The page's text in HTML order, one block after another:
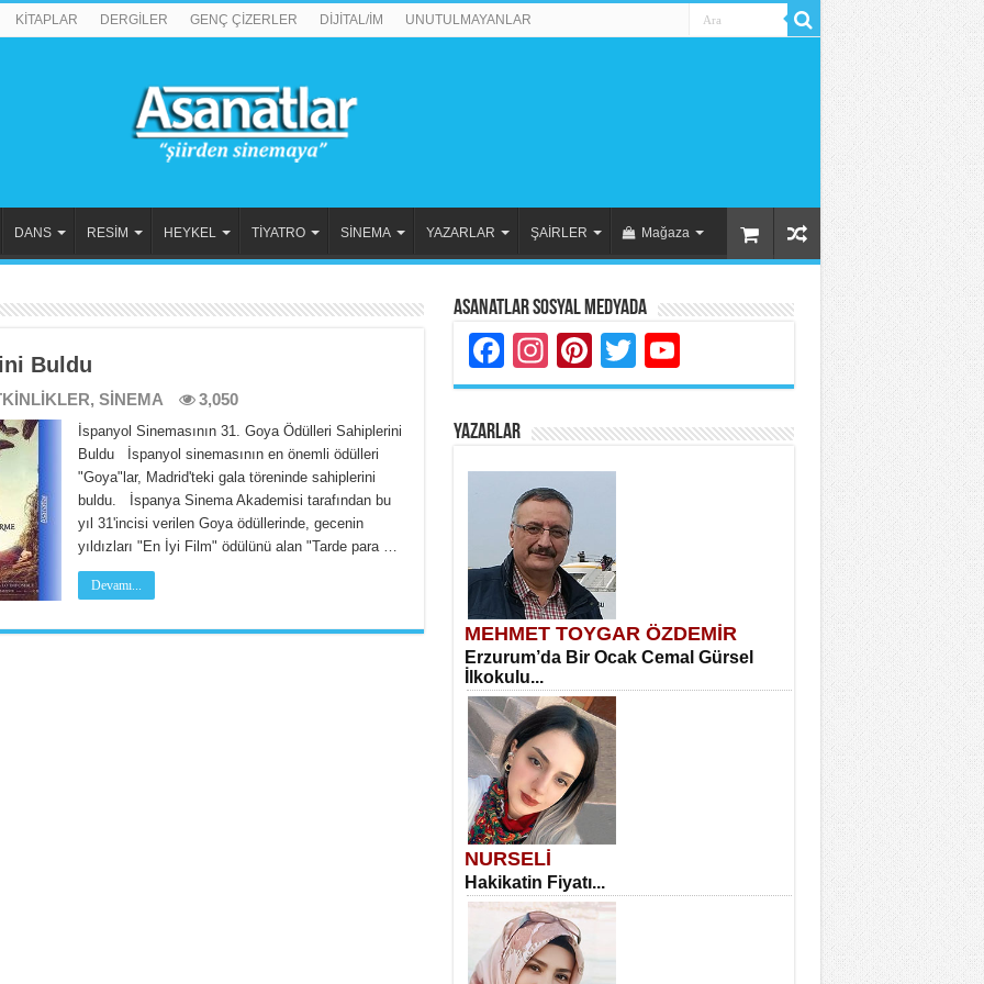
KİTAPLAR DERGİLER GENÇ ÇİZERLER DİJİTAL/İM UNUTULMAYANLAR
DANS RESİM HEYKEL TİYATRO SİNEMA YAZARLAR ŞAİRLER Mağaza
Buldu
, SİNEMA 3,050
İspanyol Sinemasının 31. Goya Ödülleri Sahiplerini
Buldu İspanyol sinemasının en önemli ödülleri
"Goya"lar, Madrid'teki gala töreninde sahiplerini
buldu. İspanya Sinema Akademisi tarafından bu
yıl 31'incisi verilen Goya ödüllerinde, gecenin
yıldızları "En İyi Film" ödülünü alan "Tarde para …
Devamı...
Asanatlar Sosyal Medyada
Facebook
Instagram
Pinterest
Twitter
YAZARLAR
MEHMET TOYGAR ÖZDEMİR
Erzurum’da Bir Ocak Cemal Gürsel
İlkokulu...
NURSELİ
Hakikatin Fiyatı...